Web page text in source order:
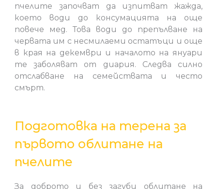
пчелите започват да изпитват жажда,
което води до консумацията на още
повече мед. Това води до препълване на
червата им с несмилаеми остатъци и още
в края на декември и началото на януари
те заболяват от диария. Следва силно
отслабване на семействата и често
смърт.
Подготовка на терена за
първото облитане на
пчелите
За доброто и без загуби облитане на